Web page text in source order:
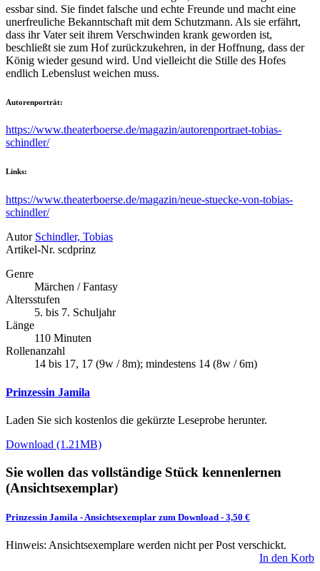
essbar sind. Sie findet falsche und echte Freunde und macht eine
unerfreuliche Bekanntschaft mit dem Schutzmann. Als sie erfährt,
dass ihr Vater seit ihrem Verschwinden krank geworden ist,
beschließt sie zum Hof zurückzukehren, in der Hoffnung, dass der
König wieder gesund wird. Und vielleicht die Stille des Hofes
endlich Lebenslust weichen muss.
Autorenporträt:
https://www.theaterboerse.de/magazin/autorenportraet-tobias-
schindler/
Links:
https://www.theaterboerse.de/magazin/neue-stuecke-von-tobias-
schindler/
Autor Schindler, Tobias
Artikel-Nr. scdprinz
Genre
Märchen / Fantasy
Altersstufen
5. bis 7. Schuljahr
Länge
110 Minuten
Rollenanzahl
14 bis 17, 17 (9w / 8m); mindestens 14 (8w / 6m)
Prinzessin Jamila
Laden Sie sich kostenlos die gekürzte Leseprobe herunter.
Download (1.21MB)
Sie wollen das vollständige Stück kennenlernen
(Ansichtsexemplar)
Prinzessin Jamila - Ansichtsexemplar zum Download - 3,50 €
Hinweis: Ansichtsexemplare werden nicht per Post verschickt.
In den Korb